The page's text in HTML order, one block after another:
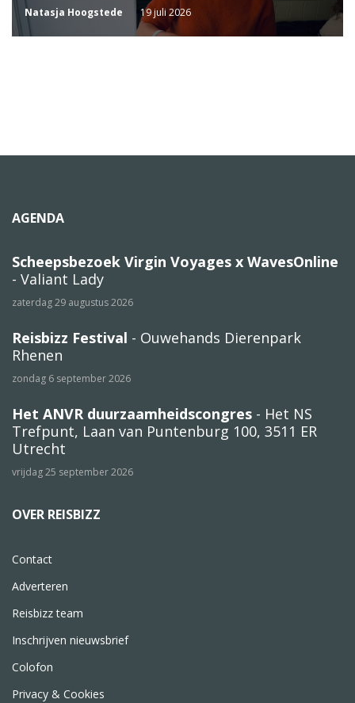
Natasja Hoogstede 19 juli 2026
AGENDA
Scheepsbezoek Virgin Voyages x WavesOnline
- Valiant Lady
zaterdag 29 augustus 2026
Reisbizz Festival - Ouwehands Dierenpark
Rhenen
zondag 6 september 2026
Het ANVR duurzaamheidscongres - Het NS
Trefpunt, Laan van Puntenburg 100, 3511 ER
Utrecht
vrijdag 25 september 2026
OVER REISBIZZ
Contact
Adverteren
Reisbizz team
Inschrijven nieuwsbrief
Colofon
Privacy & Cookies